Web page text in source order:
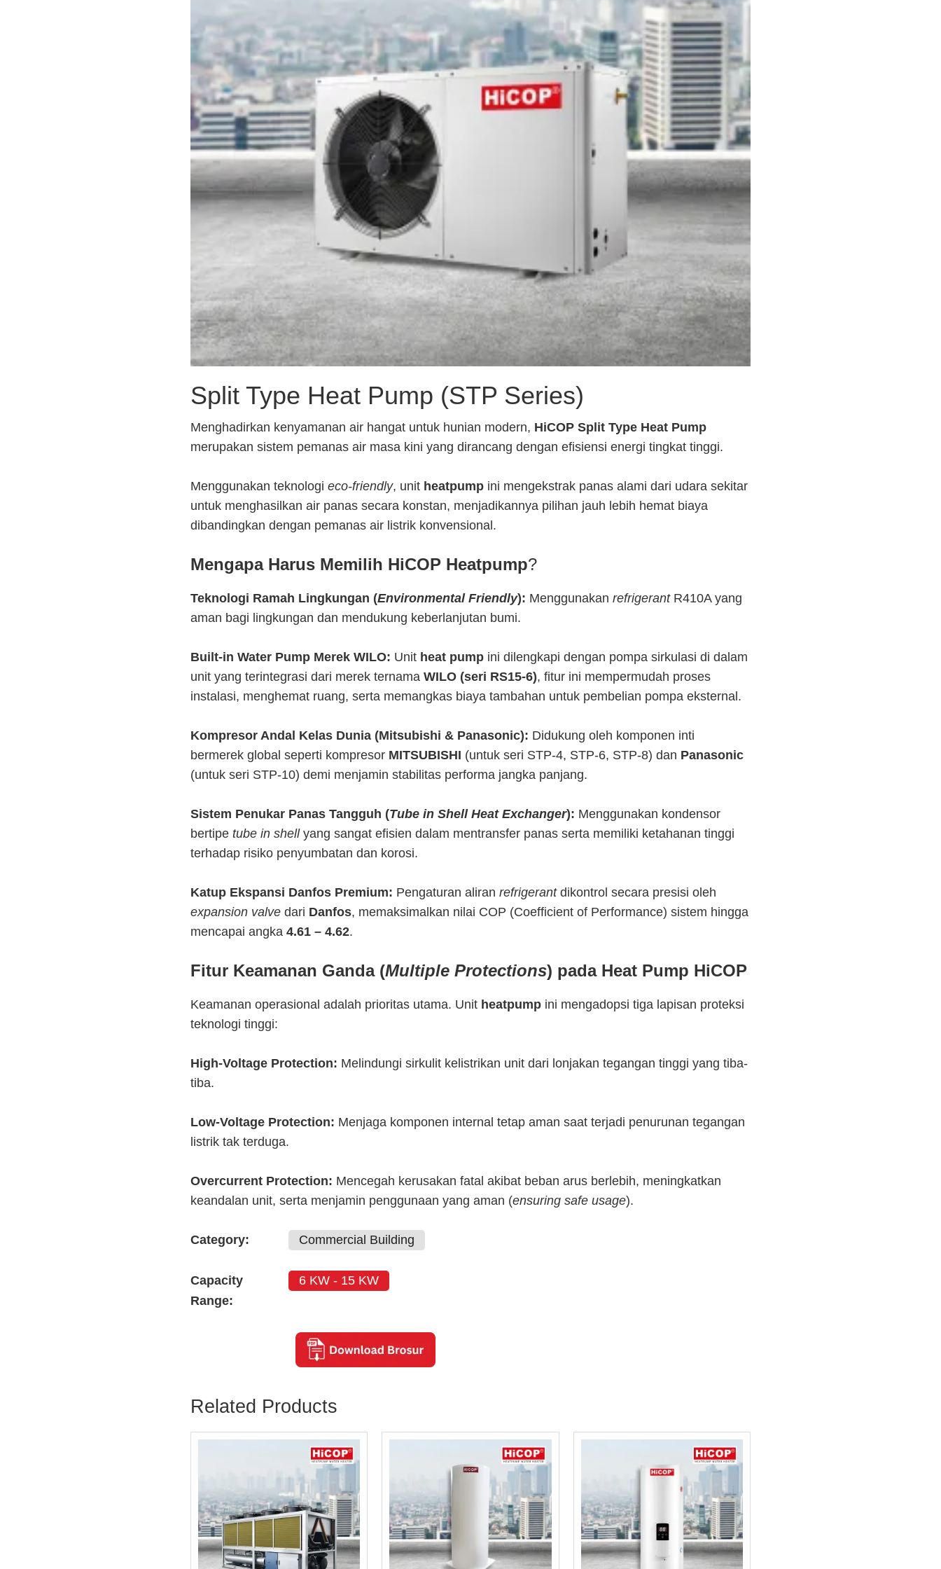
Split Type Heat Pump (STP Series)
Menghadirkan kenyamanan air hangat untuk hunian modern, HiCOP Split Type Heat Pump
merupakan sistem pemanas air masa kini yang dirancang dengan efisiensi energi tingkat tinggi.
Menggunakan teknologi eco-friendly, unit heatpump ini mengekstrak panas alami dari udara sekitar
untuk menghasilkan air panas secara konstan, menjadikannya pilihan jauh lebih hemat biaya
dibandingkan dengan pemanas air listrik konvensional.
Mengapa Harus Memilih HiCOP Heatpump?
Teknologi Ramah Lingkungan (Environmental Friendly): Menggunakan refrigerantR410A yang
aman bagi lingkungan dan mendukung keberlanjutan bumi.
Built-in Water Pump Merek WILO: Unit heat pump ini dilengkapi dengan pompa sirkulasi di dalam
unit yang terintegrasi dari merek ternama WILO (seri RS15-6), fitur ini mempermudah proses
instalasi, menghemat ruang, serta memangkas biaya tambahan untuk pembelian pompa eksternal.
Kompresor Andal Kelas Dunia (Mitsubishi & Panasonic): Didukung oleh komponen inti
bermerek global seperti kompresor MITSUBISHI (untuk seri STP-4, STP-6, STP-8) dan Panasonic
(untuk seri STP-10) demi menjamin stabilitas performa jangka panjang.
Sistem Penukar Panas Tangguh (Tube in Shell Heat Exchanger): Menggunakan kondensor
bertipe tube in shellyang sangat efisien dalam mentransfer panas serta memiliki ketahanan tinggi
terhadap risiko penyumbatan dan korosi.
Katup Ekspansi Danfos Premium: Pengaturan aliran refrigerantdikontrol secara presisi oleh
expansion valve dari Danfos, memaksimalkan nilai COP (Coefficient of Performance) sistem hingga
mencapai angka 4.61 – 4.62.
Fitur Keamanan Ganda (Multiple Protections) pada Heat Pump HiCOP
Keamanan operasional adalah prioritas utama. Unit heatpump ini mengadopsi tiga lapisan proteksi
teknologi tinggi:
High-Voltage Protection: Melindungi sirkulit kelistrikan unit dari lonjakan tegangan tinggi yang tiba-
tiba.
Low-Voltage Protection: Menjaga komponen internal tetap aman saat terjadi penurunan tegangan
listrik tak terduga.
Overcurrent Protection: Mencegah kerusakan fatal akibat beban arus berlebih, meningkatkan
keandalan unit, serta menjamin penggunaan yang aman (ensuring safe usage).
Category: Commercial Building
Capacity
Range:
6 KW - 15 KW
Related Products